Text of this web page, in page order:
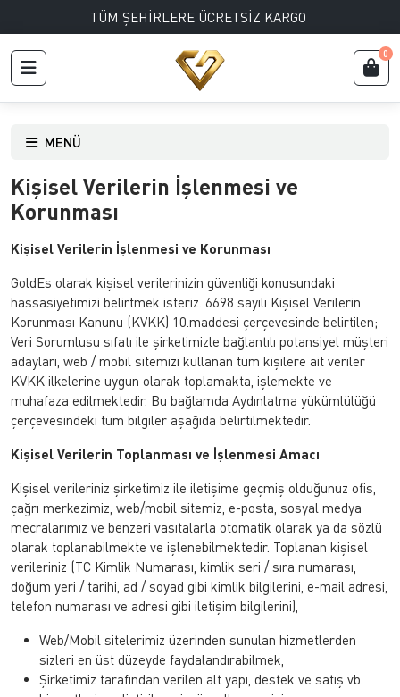
TÜM ŞEHİRLERE ÜCRETSİZ KARGO
0
MENÜ
Kişisel Verilerin İşlenmesi ve
Korunması
Kişisel Verilerin İşlenmesi ve Korunması
GoldEs olarak kişisel verilerinizin güvenliği konusundaki
hassasiyetimizi belirtmek isteriz. 6698 sayılı Kişisel Verilerin
Korunması Kanunu (KVKK) 10.maddesi çerçevesinde belirtilen;
Veri Sorumlusu sıfatı ile şirketimizle bağlantılı potansiyel müşteri
adayları, web / mobil sitemizi kullanan tüm kişilere ait veriler
KVKK ilkelerine uygun olarak toplamakta, işlemekte ve
muhafaza edilmektedir. Bu bağlamda Aydınlatma yükümlülüğü
çerçevesindeki tüm bilgiler aşağıda belirtilmektedir.
Kişisel Verilerin Toplanması ve İşlenmesi Amacı
Kişisel verileriniz şirketimiz ile iletişime geçmiş olduğunuz ofis,
çağrı merkezimiz, web/mobil sitemiz, e-posta, sosyal medya
mecralarımız ve benzeri vasıtalarla otomatik olarak ya da sözlü
olarak toplanabilmekte ve işlenebilmektedir. Toplanan kişisel
verileriniz (TC Kimlik Numarası, kimlik seri / sıra numarası,
doğum yeri / tarihi, ad / soyad gibi kimlik bilgilerini, e-mail adresi,
telefon numarası ve adresi gibi iletişim bilgilerini),
Web/Mobil sitelerimiz üzerinden sunulan hizmetlerden
sizleri en üst düzeyde faydalandırabilmek,
Şirketimiz tarafından verilen alt yapı, destek ve satış vb.